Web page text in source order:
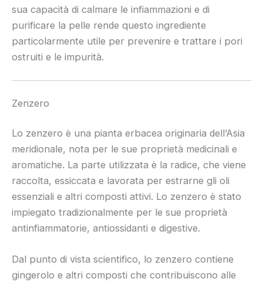
sua capacità di calmare le infiammazioni e di
purificare la pelle rende questo ingrediente
particolarmente utile per prevenire e trattare i pori
ostruiti e le impurità.
Zenzero
Lo zenzero è una pianta erbacea originaria dell’Asia
meridionale, nota per le sue proprietà medicinali e
aromatiche. La parte utilizzata è la radice, che viene
raccolta, essiccata e lavorata per estrarne gli oli
essenziali e altri composti attivi. Lo zenzero è stato
impiegato tradizionalmente per le sue proprietà
antinfiammatorie, antiossidanti e digestive.
Dal punto di vista scientifico, lo zenzero contiene
gingerolo e altri composti che contribuiscono alle